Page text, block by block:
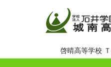
啓晴高等学校